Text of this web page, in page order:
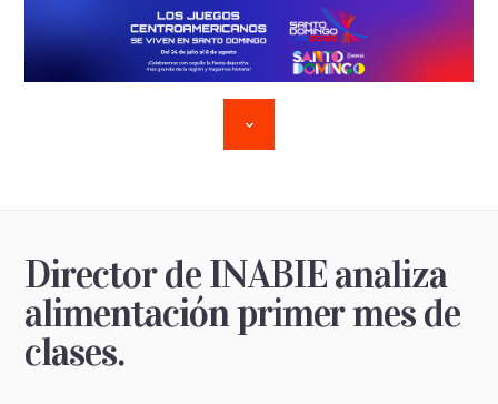
Director de INABIE analiza
alimentación primer mes de
clases.